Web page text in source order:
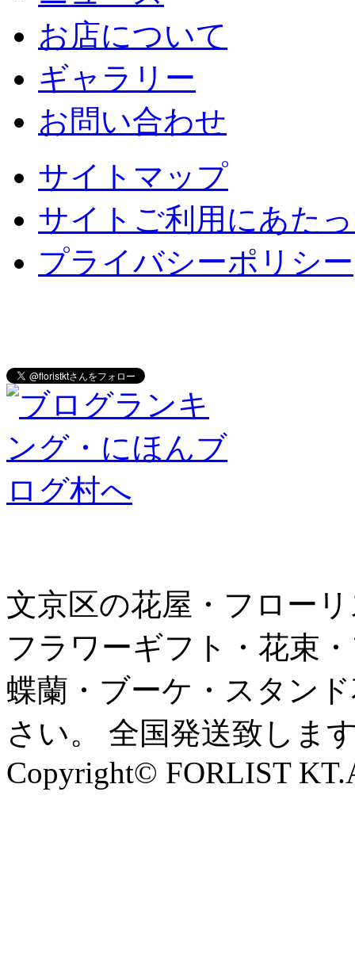
お店について
ギャラリー
お問い合わせ
サイトマップ
サイトご利用にあた
プライバシーポリシー
文京区の花屋・フロー
フラワーギフト・花束
蝶蘭・ブーケ・スタン
さい。 全国発送致しま
Copyright© FORLIST